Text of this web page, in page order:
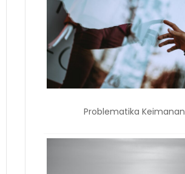
Problematika Keimanan